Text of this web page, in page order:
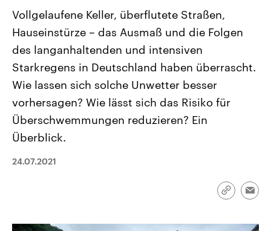
Aktuelle Beiträge, Analysen und
Hintergründe
Wirtschaftlich und militärisch
gehören die Vereinigten Staaten zu
den mächtigsten Ländern der Erde,
mit großem Einfluss auf das
Aktuelle Lage und
Der Überfall der
Terrororganisation Hamas
Oktober 2023 auf Israel
Region wieder die Gewalt
Israel möchte die Hamas
Libanon vom Iran
Sendungen Programm Podcasts
Vollgelaufene Keller, überflutete Straßen,
Hauseinstürze – das Ausmaß und die Folgen
des langanhaltenden und intensiven
Starkregens in Deutschland haben überrascht.
Wie lassen sich solche Unwetter besser
vorhersagen? Wie lässt sich das Risiko für
Überschwemmungen reduzieren? Ein
Überblick.
24.07.2021
Link